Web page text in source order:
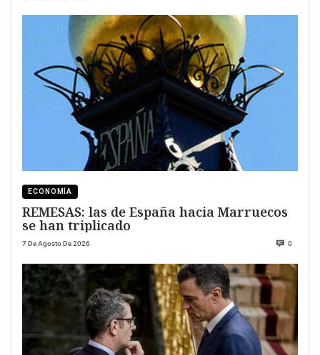
ECONOMÍA
REMESAS: las de España hacia Marruecos
se han triplicado
7 De Agosto De 2026 0